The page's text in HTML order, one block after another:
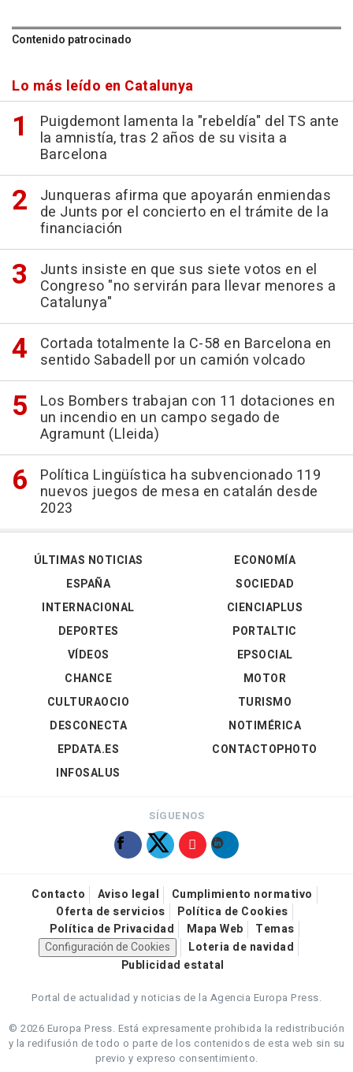
Contenido patrocinado
Lo más leído en Catalunya
Puigdemont lamenta la "rebeldía" del TS ante
la amnistía, tras 2 años de su visita a
Barcelona
Junqueras afirma que apoyarán enmiendas
de Junts por el concierto en el trámite de la
financiación
Junts insiste en que sus siete votos en el
Congreso "no servirán para llevar menores a
Catalunya"
Cortada totalmente la C-58 en Barcelona en
sentido Sabadell por un camión volcado
Los Bombers trabajan con 11 dotaciones en
un incendio en un campo segado de
Agramunt (Lleida)
Política Lingüística ha subvencionado 119
nuevos juegos de mesa en catalán desde
2023
ÚLTIMAS NOTICIAS
ESPAÑA
INTERNACIONAL
DEPORTES
VÍDEOS
ECONOMÍA
SOCIEDAD
CIENCIAPLUS
PORTALTIC
EPSOCIAL
CHANCE
CULTURAOCIO
DESCONECTA
EPDATA.ES
INFOSALUS
MOTOR
TURISMO
NOTIMÉRICA
CONTACTOPHOTO
SÍGUENOS
Contacto Aviso legal
Cumplimiento normativo
Oferta de servicios
Política de Cookies
Política de Privacidad
Mapa Web
Temas
Configuración de Cookies
Loteria de navidad
Publicidad estatal
Portal de actualidad y noticias de la Agencia Europa Press.
© 2026 Europa Press. Está expresamente prohibida la redistribución
y la redifusión de todo o parte de los contenidos de esta web sin su
previo y expreso consentimiento.